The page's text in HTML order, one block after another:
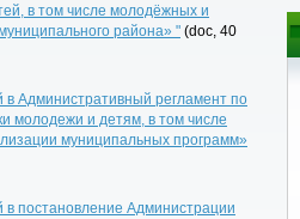
в том числе молодёжных и
района» " (doc, 40
Административный регламент по
молодежи и детям, в том числе
муниципальных программ»
постановление Администрации